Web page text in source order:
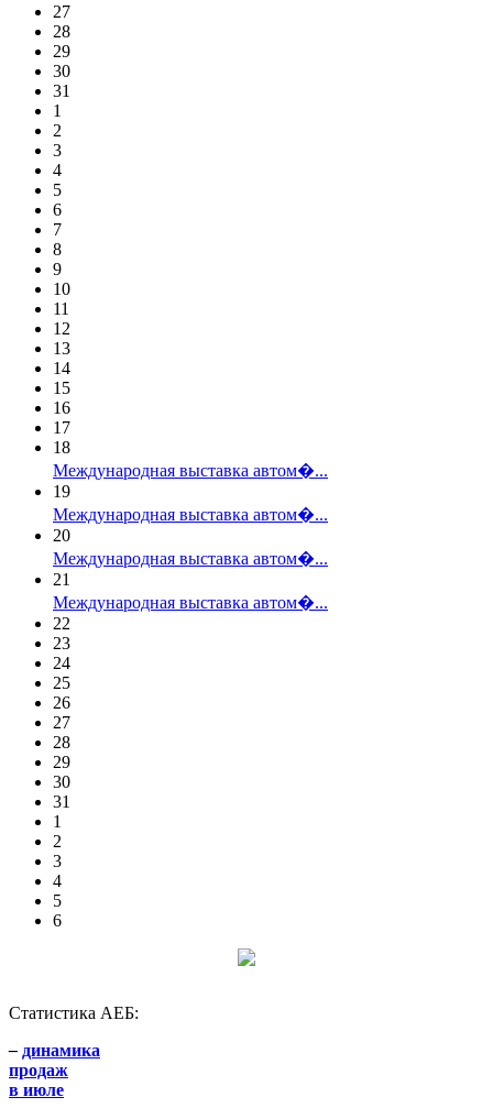
27
28
29
30
31
1
2
3
4
5
6
7
8
9
10
11
12
13
14
15
16
17
18
Международная выставка автом�...
19
Международная выставка автом�...
20
Международная выставка автом�...
21
Международная выставка автом�...
22
23
24
25
26
27
28
29
30
31
1
2
3
4
5
6
Статистика АЕБ:
– динамика
продаж
в июле